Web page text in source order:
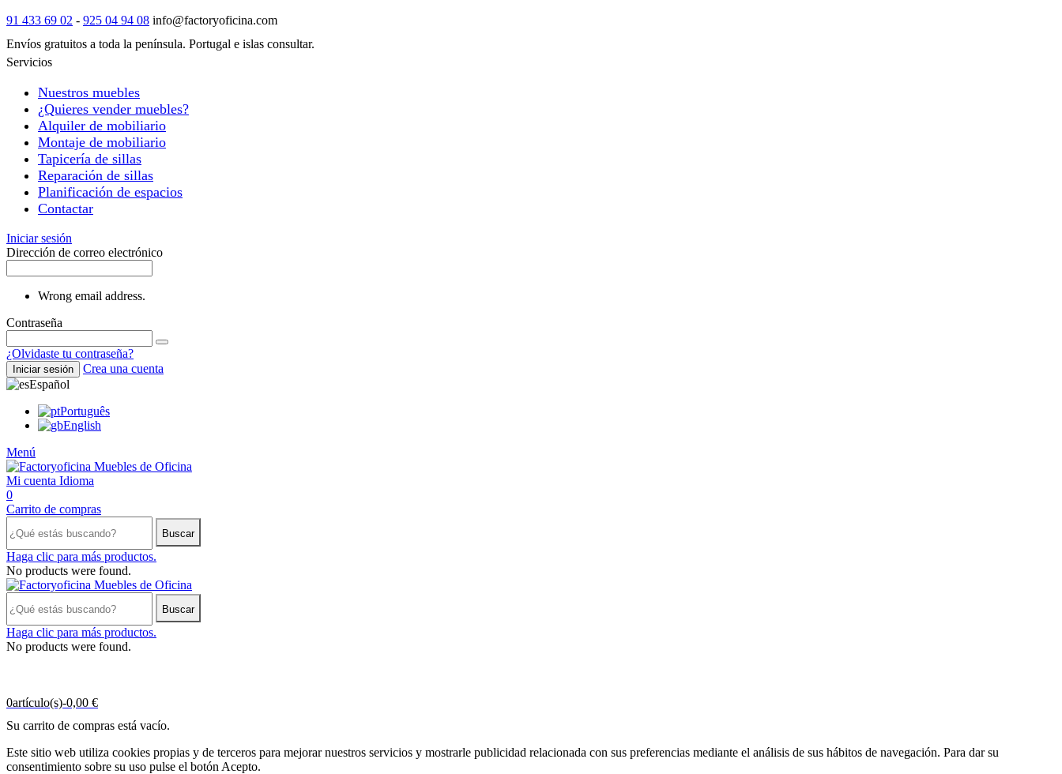
91 433 69 02 - 925 04 94 08 info@factoryoficina.com
Envíos gratuitos a toda la península. Portugal e islas consultar.
Servicios
Nuestros muebles
¿Quieres vender muebles?
Alquiler de mobiliario
Montaje de mobiliario
Tapicería de sillas
Reparación de sillas
Planificación de espacios
Contactar
Iniciar sesión
Dirección de correo electrónico
Wrong email address.
Contraseña
¿Olvidaste tu contraseña?
Iniciar sesión
Crea una cuenta
Español
Português
English
Menú
Mi cuenta Idioma
0
Carrito de compras
Buscar
Haga clic para más productos.
No products were found.
Buscar
Haga clic para más productos.
No products were found.
0artículo(s)-0,00 €
Su carrito de compras está vacío.
Este sitio web utiliza cookies propias y de terceros para mejorar nuestros servicios y mostrarle publicidad relacionada con sus preferencias mediante el análisis de sus hábitos de navegación. Para dar su
consentimiento sobre su uso pulse el botón Acepto.